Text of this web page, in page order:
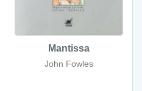
Mantissa
John Fowles